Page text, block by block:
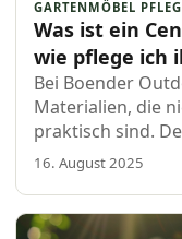
GARTENMÖBEL
Was ist ein
wie pflege ich
Bei Boender
Materialien, die
praktisch sind.
Kollektion immer
Centostone-
16. August 2025